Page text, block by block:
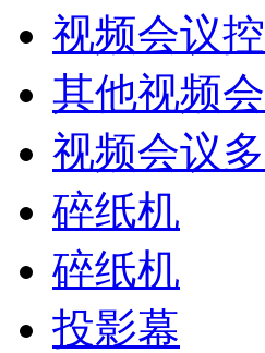
视频会议
其他视频
视频会议
碎纸机
碎纸机
投影幕